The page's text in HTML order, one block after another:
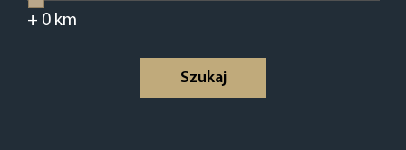
+ 0km
Szukaj